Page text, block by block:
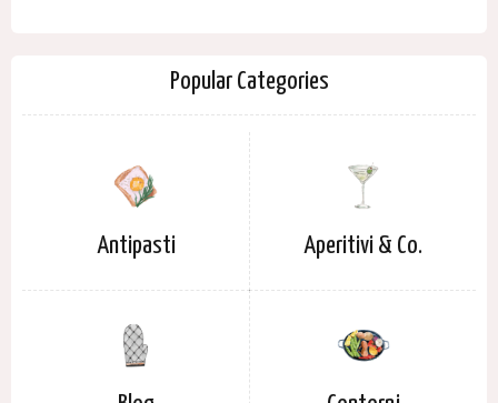
Popular Categories
Antipasti Aperitivi & Co.